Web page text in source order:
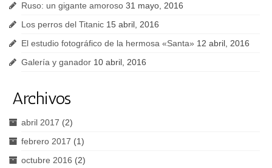
Ruso: un gigante amoroso 31 mayo, 2016
Los perros del Titanic 15 abril, 2016
El estudio fotográfico de la hermosa «Santa» 12 abril, 2016
Galería y ganador 10 abril, 2016
Archivos
abril 2017 (2)
febrero 2017 (1)
octubre 2016 (2)